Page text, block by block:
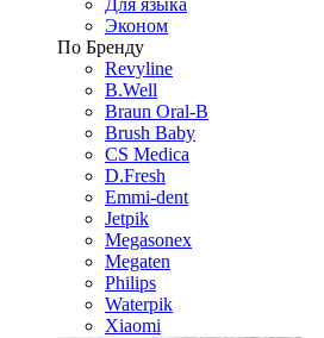
Для языка
Эконом
По Бренду
Revyline
B.Well
Braun Oral-B
Brush Baby
CS Medica
D.Fresh
Emmi-dent
Jetpik
Megasonex
Megaten
Philips
Waterpik
Xiaomi